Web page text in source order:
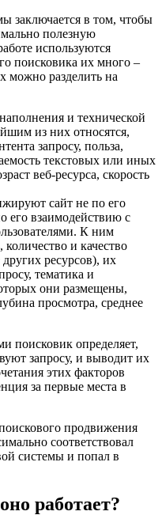
заключается в том, чтобы
полезную
используются
поисковика их много –
можно разделить на
и технической
из них относятся,
запросу, польза,
текстовых или иных
веб-ресурса, скорость
сайт не по его
его взаимодействию с
К ним
и качество
ресурсов), их
тематика и
они размещены,
просмотра, среднее
поисковик определяет,
запросу, и выводит их
этих факторов
за первые места в
продвижения
соответствовал
системы и попал в
работает?